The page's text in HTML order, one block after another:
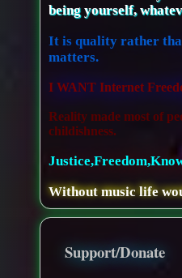
being yourself,
It is quality rather
matters.
I WANT Internet
Reality made most of
childishness.
Without music life
Support/Donate